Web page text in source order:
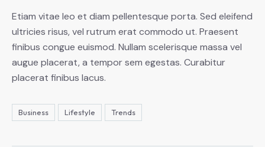
Etiam vitae leo et diam pellentesque porta. Sed eleifend
ultricies risus, vel rutrum erat commodo ut. Praesent
finibus congue euismod. Nullam scelerisque massa vel
augue placerat, a tempor sem egestas. Curabitur
placerat finibus lacus.
Business Lifestyle Trends